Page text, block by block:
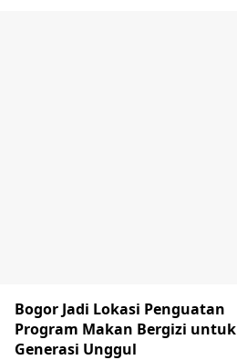
Bogor Jadi Lokasi Penguatan
Program Makan Bergizi untuk
Generasi Unggul